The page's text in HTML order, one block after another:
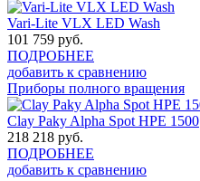
Vari-Lite VLX LED Wash
101 759 руб.
ПОДРОБНЕЕ
добавить к сравнению
Приборы полного вращения
Clay Paky Alpha Spot HPE 1500
218 218 руб.
ПОДРОБНЕЕ
добавить к сравнению